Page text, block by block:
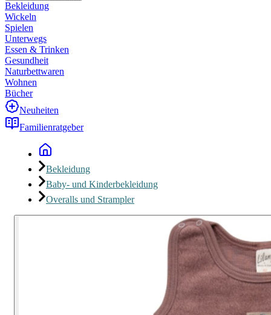
Bekleidung
Wickeln
Spielen
Unterwegs
Essen & Trinken
Gesundheit
Naturbettwaren
Wohnen
Bücher
Neuheiten
Familienratgeber
Bekleidung
Baby- und Kinderbekleidung
Overalls und Strampler